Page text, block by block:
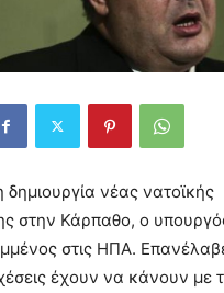
νέας νατοϊκής
στην Κάρπαθο, ο
στις ΗΠΑ. Επανέλαβε
έχουν να κάνουν με